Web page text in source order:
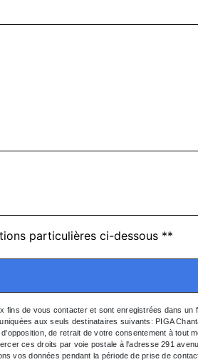
particulières ci-dessous **
de vous contacter et sont enregistrées dans
aux seuls destinataires suivants: PIGA
de retrait de votre consentement à tout
ces droits par voie postale à l'adresse 291
vos données pendant la période de prise de